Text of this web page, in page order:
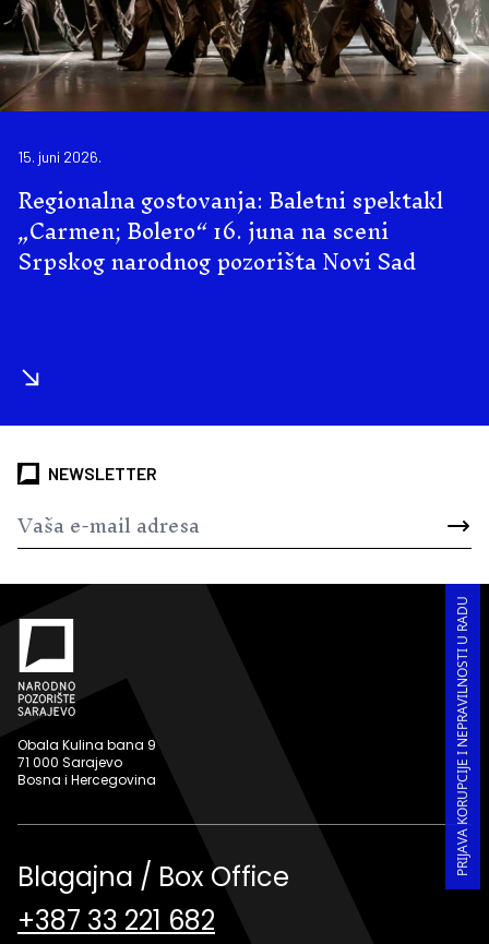
15. juni 2026.
Regionalna gostovanja: Baletni spektakl
„Carmen; Bolero“ 16. juna na sceni
Srpskog narodnog pozorišta Novi Sad
NEWSLETTER
PRIJAVA KORUPCIJE I NEPRAVILNOSTI U RADU
Obala Kulina bana 9
71 000 Sarajevo
Bosna i Hercegovina
Blagajna / Box Office
+387 33 221 682